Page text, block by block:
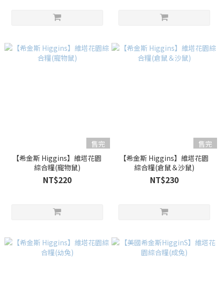
售完
【希金斯 Higgins】維塔花園
綜合糧(寵物鼠)
NT$220
售完
【希金斯 Higgins】維塔花園
綜合糧(倉鼠＆沙鼠)
NT$230